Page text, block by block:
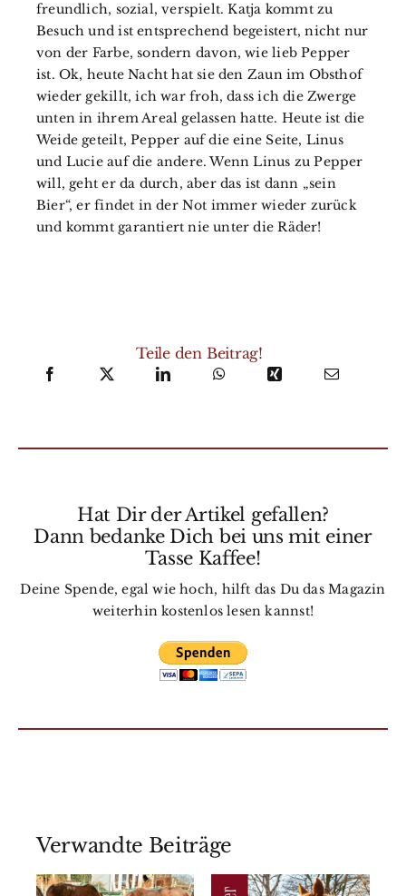
freundlich, sozial, verspielt. Katja kommt zu
Besuch und ist entsprechend begeistert, nicht nur
von der Farbe, sondern davon, wie lieb Pepper
ist. Ok, heute Nacht hat sie den Zaun im Obsthof
wieder gekillt, ich war froh, dass ich die Zwerge
unten in ihrem Areal gelassen hatte. Heute ist die
Weide geteilt, Pepper auf die eine Seite, Linus
und Lucie auf die andere. Wenn Linus zu Pepper
will, geht er da durch, aber das ist dann „sein
Bier“, er findet in der Not immer wieder zurück
und kommt garantiert nie unter die Räder!
Teile den Beitrag!
Hat Dir der Artikel gefallen?
Dann bedanke Dich bei uns mit einer
Tasse Kaffee!
Deine Spende, egal wie hoch, hilft das Du das Magazin
weiterhin kostenlos lesen kannst!
Verwandte Beiträge